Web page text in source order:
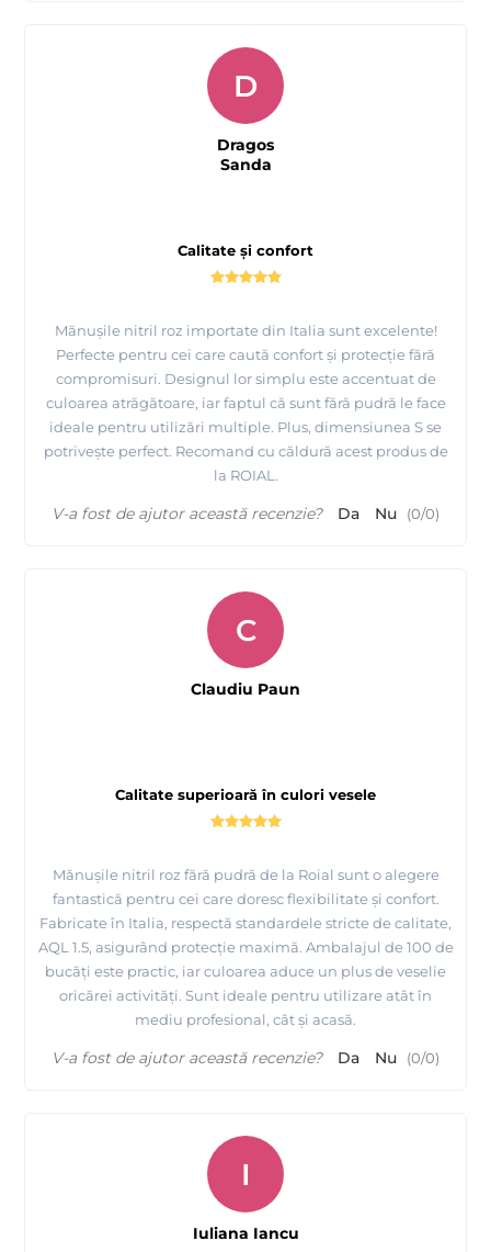
Calitate și confort
Mănușile nitril roz importate din Italia sunt excelente!
Perfecte pentru cei care caută confort și protecție fără
compromisuri. Designul lor simplu este accentuat de
culoarea atrăgătoare, iar faptul că sunt fără pudră le face
ideale pentru utilizări multiple. Plus, dimensiunea S se
potrivește perfect. Recomand cu căldură acest produs de
la ROIAL.
D
Dragos
Sanda
V-a fost de ajutor această recenzie? Da Nu (0/0)
Calitate superioară în culori vesele
Mănușile nitril roz fără pudră de la Roial sunt o alegere
fantastică pentru cei care doresc flexibilitate și confort.
Fabricate în Italia, respectă standardele stricte de calitate,
AQL 1.5, asigurând protecție maximă. Ambalajul de 100 de
bucăți este practic, iar culoarea aduce un plus de veselie
oricărei activități. Sunt ideale pentru utilizare atât în
mediu profesional, cât și acasă.
C
Claudiu Paun
V-a fost de ajutor această recenzie? Da Nu (0/0)
I
Iuliana Iancu